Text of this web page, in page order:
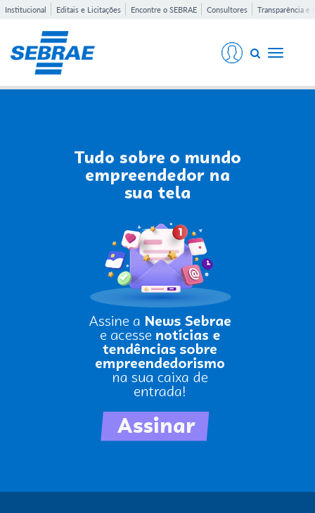
Institucional Editais e Licitações Encontre o SEBRAE Consultores Transparência e
Toggle